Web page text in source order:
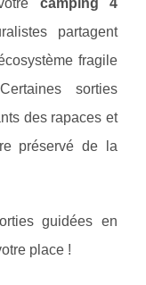
camping 4
partagent
fragile
sorties
des rapaces et
préservé de la
guidées en
place !